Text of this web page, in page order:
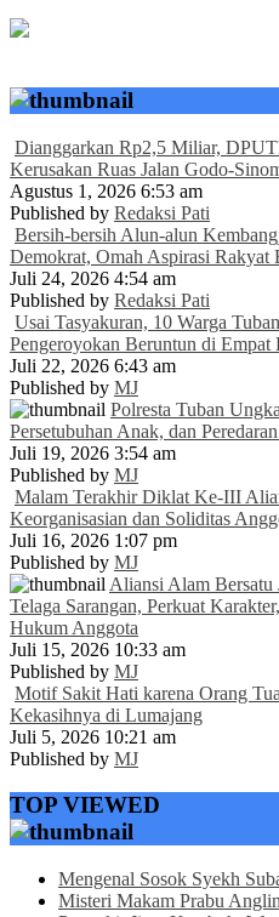
Dianggarkan Rp2,5 Miliar,
Kerusakan Ruas Jalan Godo-
Agustus 1, 2026 6:53 am
Published by Redaksi Pati
Bersih-bersih Alun-alun
Demokrat, Omah Aspirasi Rakyat
Juli 24, 2026 4:54 am
Published by Redaksi Pati
Usai Tasyakuran, 10 Warga
Pengeroyokan Beruntun di Empat
Juli 22, 2026 6:43 am
Published by MJ
Polresta Tuban
Persetubuhan Anak, dan
Juli 19, 2026 3:54 am
Published by MJ
Malam Terakhir Diklat Ke-III
Keorganisasian dan Soliditas
Juli 16, 2026 1:07 pm
Published by MJ
Aliansi Alam
Telaga Sarangan, Perkuat
Hukum Anggota
Juli 15, 2026 10:33 am
Published by MJ
Motif Sakit Hati karena Orang
Kekasihnya di Lumajang
Juli 5, 2026 10:21 am
Published by MJ
TOP VIEWED
Mengenal Sosok Syekh
Misteri Makam Prabu